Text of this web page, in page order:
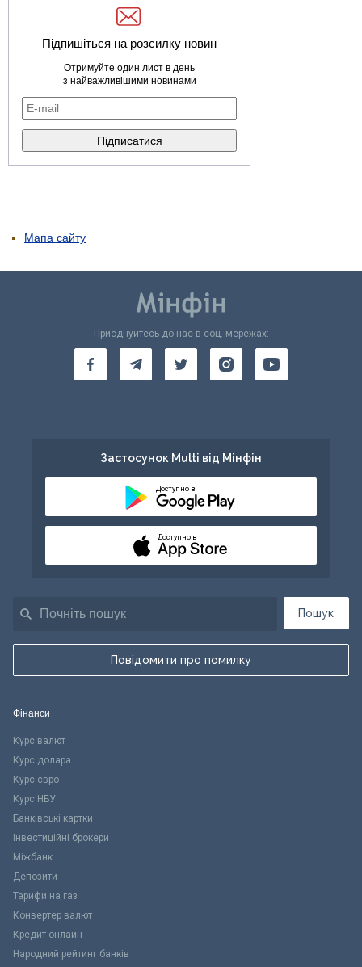
Підпишіться на розсилку новин
Отримуйте один лист в день
з найважливішими новинами
Мапа сайту
Пошук
Повідомити про помилку
Приєднуйтесь до нас в соц. мережах:
Застосунок Multi від Мінфін
Доступно в
Доступно в
Фінанси
Курс валют
Курс долара
Курс євро
Курс НБУ
Банківські картки
Інвестиційні брокери
Міжбанк
Депозити
Тарифи на газ
Конвертер валют
Кредит онлайн
Народний рейтинг банків